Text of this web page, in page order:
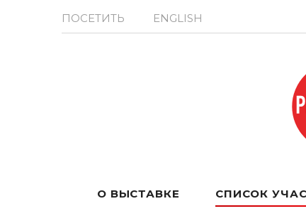
ПОСЕТИТЬ ENGLISH
О ВЫСТАВКЕ СПИСОК